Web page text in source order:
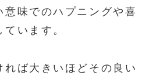
意味でのハプニングや喜
います。
れば大きいほどその良い